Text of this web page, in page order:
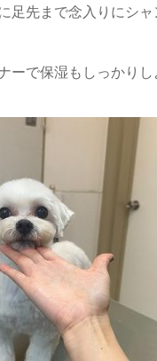
足先まで念入りにシ
ーで保湿もしっかり